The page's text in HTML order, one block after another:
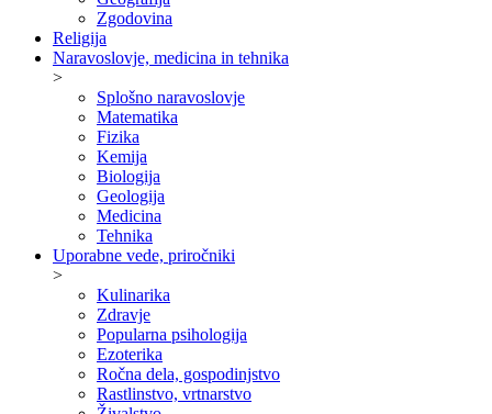
Zgodovina
Religija
Naravoslovje, medicina in tehnika
>
Splošno naravoslovje
Matematika
Fizika
Kemija
Biologija
Geologija
Medicina
Tehnika
Uporabne vede, priročniki
>
Kulinarika
Zdravje
Popularna psihologija
Ezoterika
Ročna dela, gospodinjstvo
Rastlinstvo, vrtnarstvo